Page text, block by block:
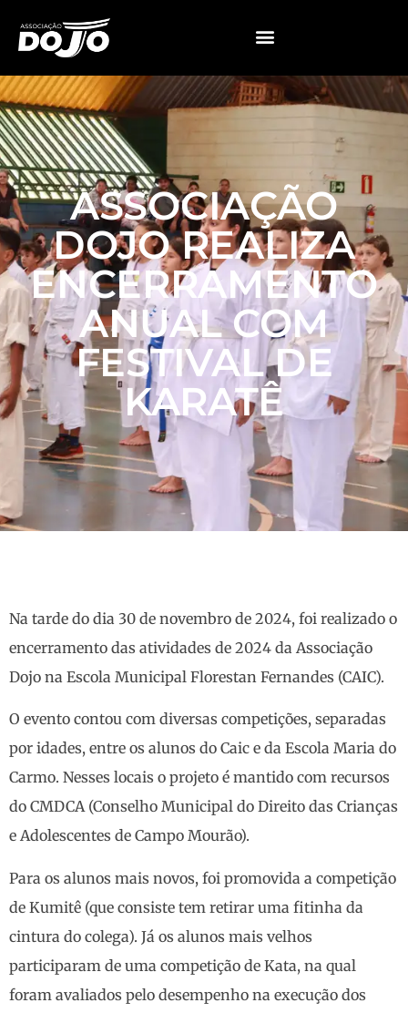
ASSOCIAÇÃO
DOJO REALIZA
ENCERRAMENTO
ANUAL COM
FESTIVAL DE
KARATÊ
Na tarde do dia 30 de novembro de 2024, foi realizado o
encerramento das atividades de 2024 da Associação
Dojo na Escola Municipal Florestan Fernandes (CAIC).
O evento contou com diversas competições, separadas
por idades, entre os alunos do Caic e da Escola Maria do
Carmo. Nesses locais o projeto é mantido com recursos
do CMDCA (Conselho Municipal do Direito das Crianças
e Adolescentes de Campo Mourão).
Para os alunos mais novos, foi promovida a competição
de Kumitê (que consiste tem retirar uma fitinha da
cintura do colega). Já os alunos mais velhos
participaram de uma competição de Kata, na qual
foram avaliados pelo desempenho na execução dos